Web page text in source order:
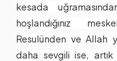
kesada
hoşlandığınız
Resulünden ve Allah
daha sevgili ise,